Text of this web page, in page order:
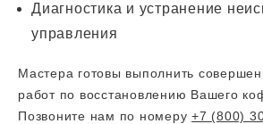
Диагностика и устранение
управления
Мастера готовы выполнить
работ по восстановлению Вашего
Позвоните нам по номеру +7 (800)